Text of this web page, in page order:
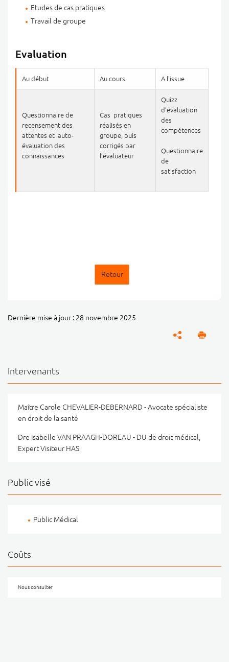
Etudes de cas pratiques
Travail de groupe
Evaluation
Au début Au cours A l'issue
Questionnaire de
recensement des
attentes et auto-
évaluation des
connaissances
Cas pratiques
réalisés en
groupe, puis
corrigés par
l’évaluateur
Quizz
d’évaluation
des
compétences
Questionnaire
de
satisfaction
Retour
Dernière mise à jour : 28 novembre 2025
Intervenants
Maître Carole CHEVALIER-DEBERNARD - Avocate spécialiste
en droit de la santé
Dre Isabelle VAN PRAAGH-DOREAU - DU de droit médical,
Expert Visiteur HAS
Public visé
Public Médical
Coûts
Nous consulter